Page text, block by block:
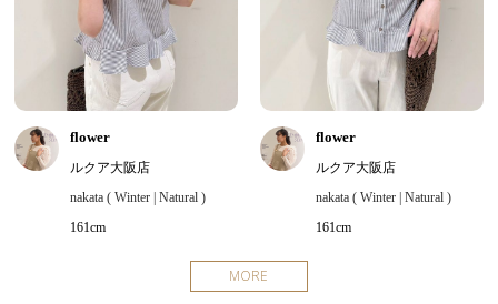
flower
ルクア大阪店
nakata ( Winter | Natural )
161cm
flower
ルクア大阪店
nakata ( Winter | Natural )
161cm
MORE